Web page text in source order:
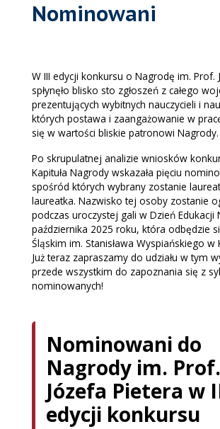
Nominowani
W III edycji konkursu o Nagrodę im. Prof.
spłynęło blisko sto zgłoszeń z całego
prezentujących wybitnych nauczycieli i
których postawa i zaangażowanie w
się w wartości bliskie patronowi Nagrody.
Po skrupulatnej analizie wniosków
Kapituła Nagrody wskazała pięciu
spośród których wybrany zostanie
laureatka. Nazwisko tej osoby zostanie
podczas uroczystej gali w Dzień
października 2025 roku, która odbędzie
Śląskim im. Stanisława Wyspiańskiego w
Już teraz zapraszamy do udziału w tym
przede wszystkim do zapoznania się z
nominowanych!
Nominowani do
Nagrody im. Prof.
Józefa Pietera w
edycji konkursu